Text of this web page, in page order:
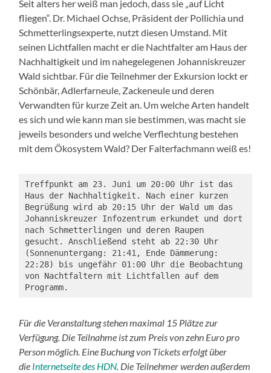
Seit alters her weiß man jedoch, dass sie „auf Licht
fliegen“. Dr. Michael Ochse, Präsident der Pollichia und
Schmetterlingsexperte, nutzt diesen Umstand. Mit
seinen Lichtfallen macht er die Nachtfalter am Haus der
Nachhaltigkeit und im nahegelegenen Johanniskreuzer
Wald sichtbar. Für die Teilnehmer der Exkursion lockt er
Schönbär, Adlerfarneule, Zackeneule und deren
Verwandten für kurze Zeit an. Um welche Arten handelt
es sich und wie kann man sie bestimmen, was macht sie
jeweils besonders und welche Verflechtung bestehen
mit dem Ökosystem Wald? Der Falterfachmann weiß es!
Treffpunkt am 23. Juni um 20:00 Uhr ist das
Haus der Nachhaltigkeit. Nach einer kurzen
Begrüßung wird ab 20:15 Uhr der Wald um das
Johanniskreuzer Infozentrum erkundet und dort
nach Schmetterlingen und deren Raupen
gesucht. Anschließend steht ab 22:30 Uhr
(Sonnenuntergang: 21:41, Ende Dämmerung:
22:28) bis ungefähr 01:00 Uhr die Beobachtung
von Nachtfaltern mit Lichtfallen auf dem
Programm.
Für die Veranstaltung stehen maximal 15 Plätze zur
Verfügung. Die Teilnahme ist zum Preis von zehn Euro pro
Person möglich. Eine Buchung von Tickets erfolgt über
die Internetseite des HDN. Die Teilnehmer werden außerdem